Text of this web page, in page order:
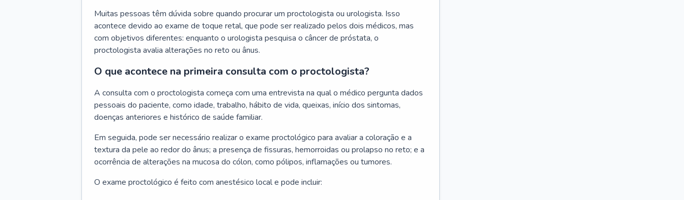
Muitas pessoas têm dúvida sobre quando procurar um proctologista ou urologista. Isso
acontece devido ao exame de toque retal, que pode ser realizado pelos dois médicos, mas
com objetivos diferentes: enquanto o urologista pesquisa o câncer de próstata, o
proctologista avalia alterações no reto ou ânus.
O que acontece na primeira consulta com o proctologista?
A consulta com o proctologista começa com uma entrevista na qual o médico pergunta dados
pessoais do paciente, como idade, trabalho, hábito de vida, queixas, início dos sintomas,
doenças anteriores e histórico de saúde familiar.
Em seguida, pode ser necessário realizar o exame proctológico para avaliar a coloração e a
textura da pele ao redor do ânus; a presença de fissuras, hemorroidas ou prolapso no reto; e a
ocorrência de alterações na mucosa do cólon, como pólipos, inflamações ou tumores.
O exame proctológico é feito com anestésico local e pode incluir: